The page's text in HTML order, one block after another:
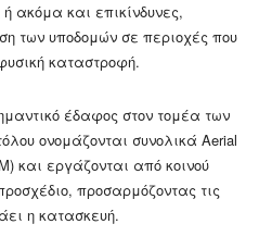
ακόμα και επικίνδυνες,
των υποδομών σε περιοχές που
καταστροφή.
έδαφος στον τομέα των
ονομάζονται συνολικά Aerial
και εργάζονται από κοινού
προσαρμόζοντας τις
η κατασκευή.